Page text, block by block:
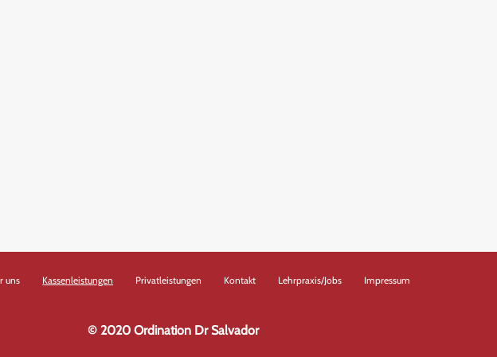
uns Kassenleistungen Privatleistungen Kontakt Lehrpraxis/Jobs Impressum
© 2020 Ordination Dr Salvador